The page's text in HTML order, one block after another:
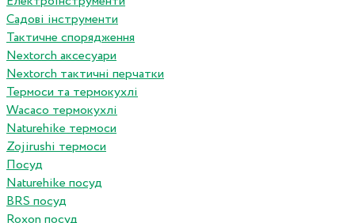
Садові інструменти
Тактичне спорядження
Nextorch аксесуари
Nextorch тактичні перчатки
Термоси та термокухлі
Wacaco термокухлі
Naturehike термоси
Zojirushi термоси
Посуд
Naturehike посуд
BRS посуд